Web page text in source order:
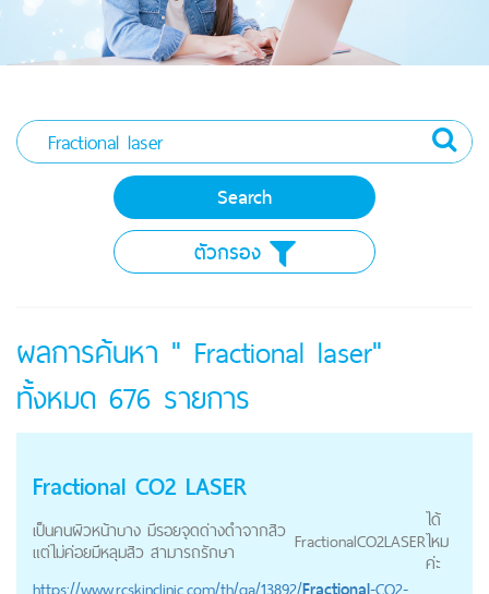
ตัวกรอง
ผลการค้นหา " Fractional laser"
ทั้งหมด 676 รายการ
Fractional CO2 LASER
เป็นคนผิวหน้าบาง มีรอยจุดด่างดำจากสิว
แต่ไม่ค่อยมีหลุมสิว สามารถรักษา
FractionalCO2LASER
ได้
ไหม
ค่ะ